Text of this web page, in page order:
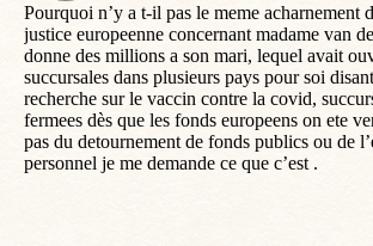
Pourquoi n’y a t-il pas le meme acharnement
justice europeenne concernant madame van
donne des millions a son mari, lequel avait
succursales dans plusieurs pays pour soi
recherche sur le vaccin contre la covid,
fermees dès que les fonds europeens on ete
pas du detournement de fonds publics ou de
personnel je me demande ce que c’est .